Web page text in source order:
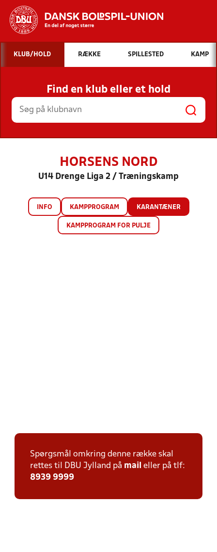
Hvad vil du søge efter?
INDHOLD OG NYHEDER
STILLINGER, RESULTATER, KLUBBER OG
HOLD
KLUB/HOLD RÆKKE SPILLESTED KAMP
Find en klub eller et hold
HORSENS NORD
U14 Drenge Liga 2 / Træningskamp
INFO KAMPPROGRAM KARANTÆNER
KAMPPROGRAM FOR PULJE
Spørgsmål omkring denne række skal
rettes til DBU Jylland på mail eller på tlf:
8939 9999